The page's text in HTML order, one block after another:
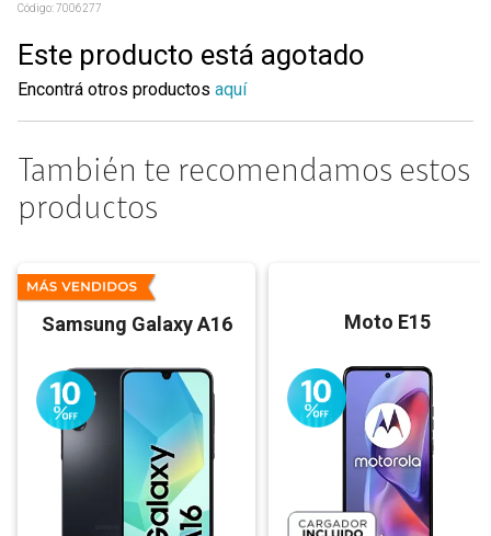
Código:7006277
Este producto está agotado
Encontrá otros productos aquí
También te recomendamos estos
productos
Samsung Galaxy A16 Moto E15